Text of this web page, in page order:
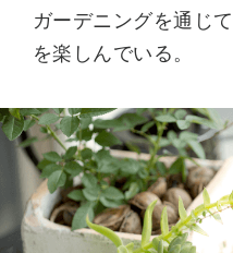
ガーデニングを通じ
を楽しんでいる。